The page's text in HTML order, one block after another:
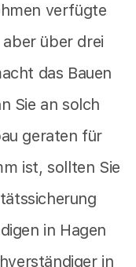
verfügte
über drei
das Bauen
Sie an solch
geraten für
ist, sollten Sie
in Hagen
in